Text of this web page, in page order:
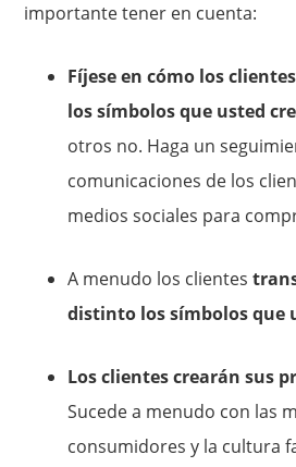
importante tener en cuenta:
Fíjese en cómo los
los símbolos que usted
otros no. Haga un
comunicaciones de los
medios sociales para
A menudo los clientes
distinto los símbolos que
Los clientes crearán sus
Sucede a menudo con las
consumidores y la cultura